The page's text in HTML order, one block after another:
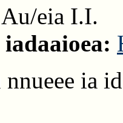
Au/eia I.I.
ia